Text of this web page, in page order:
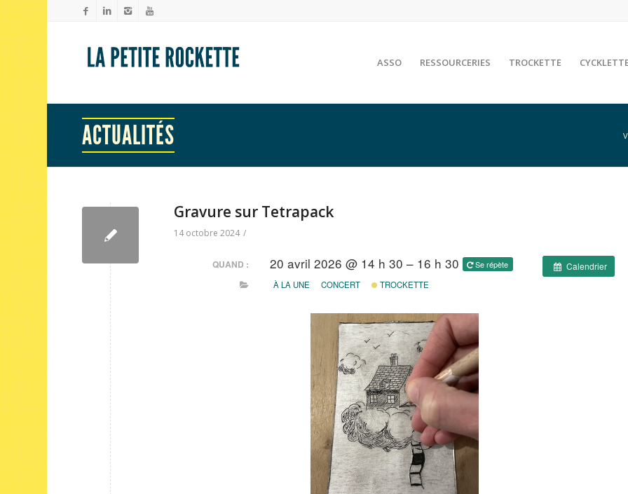
ASSO RESSOURCERIES TROCKETTE
ACTUALITÉS
Gravure sur Tetrapack
14 octobre 2024 /
Calendrier
QUAND : 20 avril 2026 @ 14 h 30 – 16 h 30
Se répète
À LA UNE
CONCERT TROCKETTE